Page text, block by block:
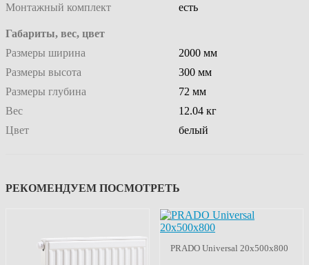
Монтажный комплект
есть
Габариты, вес, цвет
Размеры ширина
2000 мм
Размеры высота
300 мм
Размеры глубина
72 мм
Вес
12.04 кг
Цвет
белый
РЕКОМЕНДУЕМ ПОСМОТРЕТЬ
PRADO Universal 20х500х800